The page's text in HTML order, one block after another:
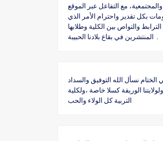
والمجتمعية، مع التفاعل عبر الموقع
بكل تقدير واحترام الأمر الذي
والتواص بين الكلية وطلابها
الختام نسأل الله التوفيق والسداد
الوريفة كسلا خاصة ،ولكلية
التربية كل الولاء والحب